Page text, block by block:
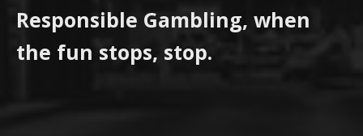
Responsible Gambling, when
the fun stops, stop.